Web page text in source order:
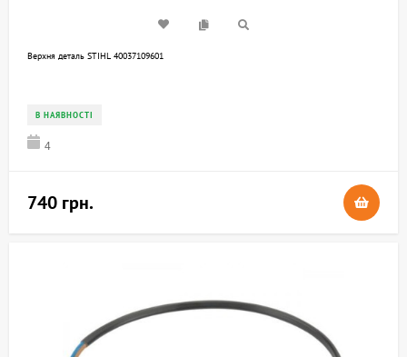
Верхня деталь STIHL 40037109601
В НАЯВНОСТІ
4
740 грн.